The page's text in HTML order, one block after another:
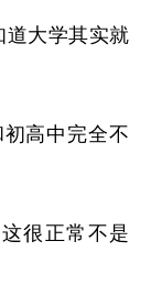
道大学其实就
高中完全不
很正常不是